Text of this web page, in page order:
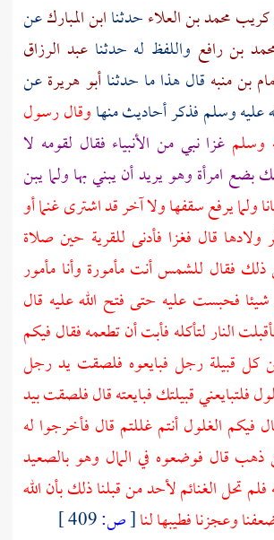
كريب محمد بن العلاءحدثناابن المباركعن
بن رافع واللفظ له حدثناعبد الرزاق
بن منبه قال هذا ما حدثناأبو هريرةعن
عليه وسلم فذكر أحاديث منهاوقال رسول
وسلم غزا نبي من الأنبياء فقال لقومه لا
امرأة وهو يريد أن يبني بها ولما يبن
ولما يرفع سقفها ولا آخر قد اشترى غنما أو
قال فغزا فأدنى للقرية حين صلاة
ذلك فقال للشمس أنت مأمورة وأنا مأمور
فحبست عليه حتى فتح الله عليه قال
النار لتأكله فأبت أن تطعمه فقال فيكم
كل قبيلة رجل فبايعوه فلصقت يد رجل
فلتبايعني قبيلتك فبايعته قال فلصقت بيد
فيكم الغلول أنتم غللتم قال فأخرجوا له
قال فوضعوه في المال وهو بالصعيد
فلم تحل الغنائم لأحد من قبلنا ذلك بأن الله
وعجزنا فطيبها لنا[ص: